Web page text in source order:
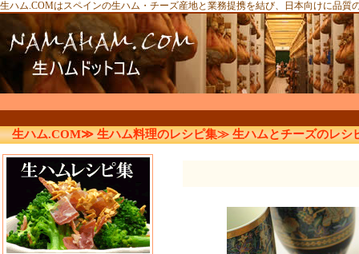
生ハム.COMはスペインの生ハム・チーズ産地と業務提携を結び、日本向けに品
生ハム.COM≫ 生ハム料理のレシピ集≫ 生ハムとチーズのレ